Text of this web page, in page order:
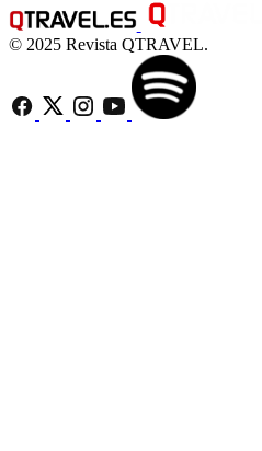
© 2025 Revista QTRAVEL.